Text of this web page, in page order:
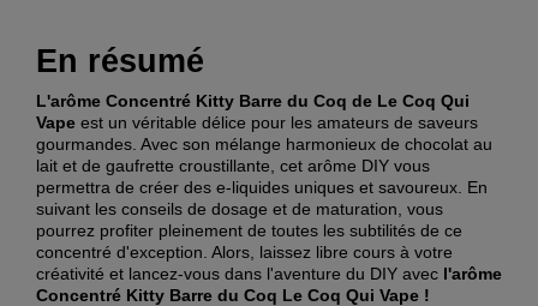
En résumé
L'arôme Concentré Kitty Barre du Coq de Le Coq Qui
Vape est un véritable délice pour les amateurs de saveurs
gourmandes. Avec son mélange harmonieux de chocolat au
lait et de gaufrette croustillante, cet arôme DIY vous
permettra de créer des e-liquides uniques et savoureux. En
suivant les conseils de dosage et de maturation, vous
pourrez profiter pleinement de toutes les subtilités de ce
concentré d'exception. Alors, laissez libre cours à votre
créativité et lancez-vous dans l'aventure du DIY avec l'arôme
Concentré Kitty Barre du Coq Le Coq Qui Vape !